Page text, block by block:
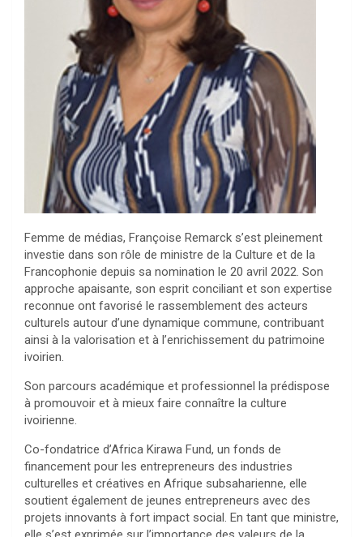
Femme de médias, Françoise Remarck s’est pleinement
investie dans son rôle de ministre de la Culture et de la
Francophonie depuis sa nomination le 20 avril 2022. Son
approche apaisante, son esprit conciliant et son expertise
reconnue ont favorisé le rassemblement des acteurs
culturels autour d’une dynamique commune, contribuant
ainsi à la valorisation et à l’enrichissement du patrimoine
ivoirien.
Son parcours académique et professionnel la prédispose
à promouvoir et à mieux faire connaître la culture
ivoirienne.
Co-fondatrice d’Africa Kirawa Fund, un fonds de
financement pour les entrepreneurs des industries
culturelles et créatives en Afrique subsaharienne, elle
soutient également de jeunes entrepreneurs avec des
projets innovants à fort impact social. En tant que ministre,